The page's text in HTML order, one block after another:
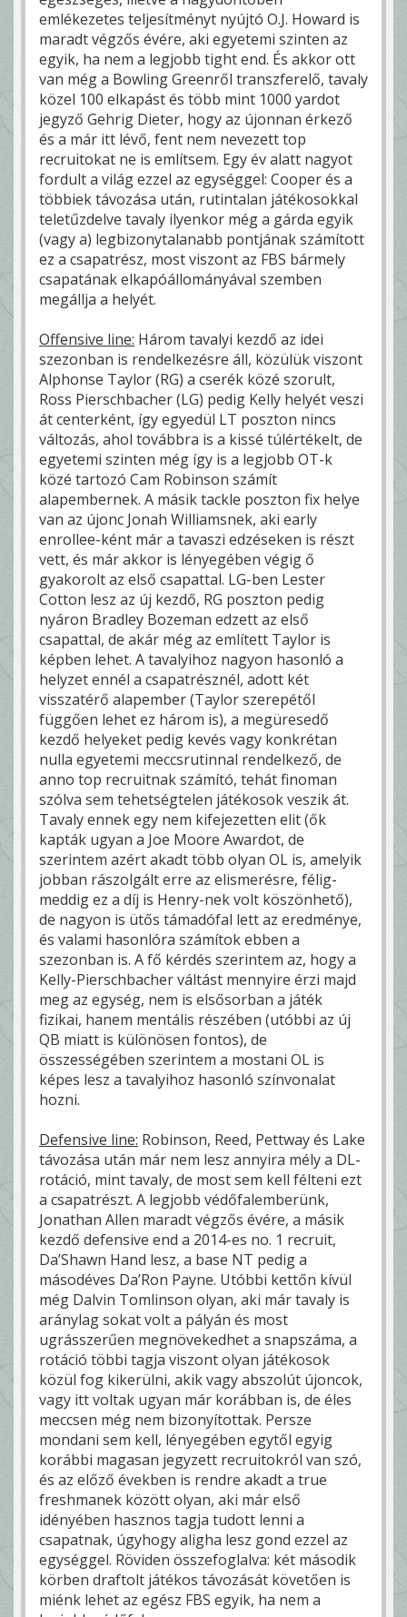
emlékezetes teljesítményt nyújtó O.J. Howard is
maradt végzős évére, aki egyetemi szinten az
egyik, ha nem a legjobb tight end. És akkor ott
van még a Bowling Greenről transzferelő, tavaly
közel 100 elkapást és több mint 1000 yardot
jegyző Gehrig Dieter, hogy az újonnan érkező
és a már itt lévő, fent nem nevezett top
recruitokat ne is említsem. Egy év alatt nagyot
fordult a világ ezzel az egységgel: Cooper és a
többiek távozása után, rutintalan játékosokkal
teletűzdelve tavaly ilyenkor még a gárda egyik
(vagy a) legbizonytalanabb pontjának számított
ez a csapatrész, most viszont az FBS bármely
csapatának elkapóállományával szemben
megállja a helyét.
Offensive line: Három tavalyi kezdő az idei
szezonban is rendelkezésre áll, közülük viszont
Alphonse Taylor (RG) a cserék közé szorult,
Ross Pierschbacher (LG) pedig Kelly helyét veszi
át centerként, így egyedül LT poszton nincs
változás, ahol továbbra is a kissé túlértékelt, de
egyetemi szinten még így is a legjobb OT-k
közé tartozó Cam Robinson számít
alapembernek. A másik tackle poszton fix helye
van az újonc Jonah Williamsnek, aki early
enrollee-ként már a tavaszi edzéseken is részt
vett, és már akkor is lényegében végig ő
gyakorolt az első csapattal. LG-ben Lester
Cotton lesz az új kezdő, RG poszton pedig
nyáron Bradley Bozeman edzett az első
csapattal, de akár még az említett Taylor is
képben lehet. A tavalyihoz nagyon hasonló a
helyzet ennél a csapatrésznél, adott két
visszatérő alapember (Taylor szerepétől
függően lehet ez három is), a megüresedő
kezdő helyeket pedig kevés vagy konkrétan
nulla egyetemi meccsrutinnal rendelkező, de
anno top recruitnak számító, tehát finoman
szólva sem tehetségtelen játékosok veszik át.
Tavaly ennek egy nem kifejezetten elit (ők
kapták ugyan a Joe Moore Awardot, de
szerintem azért akadt több olyan OL is, amelyik
jobban rászolgált erre az elismerésre, félig-
meddig ez a díj is Henry-nek volt köszönhető),
de nagyon is ütős támadófal lett az eredménye,
és valami hasonlóra számítok ebben a
szezonban is. A fő kérdés szerintem az, hogy a
Kelly-Pierschbacher váltást mennyire érzi majd
meg az egység, nem is elsősorban a játék
fizikai, hanem mentális részében (utóbbi az új
QB miatt is különösen fontos), de
összességében szerintem a mostani OL is
képes lesz a tavalyihoz hasonló színvonalat
hozni.
Defensive line: Robinson, Reed, Pettway és Lake
távozása után már nem lesz annyira mély a DL-
rotáció, mint tavaly, de most sem kell félteni ezt
a csapatrészt. A legjobb védőfalemberünk,
Jonathan Allen maradt végzős évére, a másik
kezdő defensive end a 2014-es no. 1 recruit,
Da’Shawn Hand lesz, a base NT pedig a
másodéves Da’Ron Payne. Utóbbi kettőn kívül
még Dalvin Tomlinson olyan, aki már tavaly is
aránylag sokat volt a pályán és most
ugrásszerűen megnövekedhet a snapszáma, a
rotáció többi tagja viszont olyan játékosok
közül fog kikerülni, akik vagy abszolút újoncok,
vagy itt voltak ugyan már korábban is, de éles
meccsen még nem bizonyítottak. Persze
mondani sem kell, lényegében egytől egyig
korábbi magasan jegyzett recruitokról van szó,
és az előző években is rendre akadt a true
freshmanek között olyan, aki már első
idényében hasznos tagja tudott lenni a
csapatnak, úgyhogy aligha lesz gond ezzel az
egységgel. Röviden összefoglalva: két második
körben draftolt játékos távozását követően is
miénk lehet az egész FBS egyik, ha nem a